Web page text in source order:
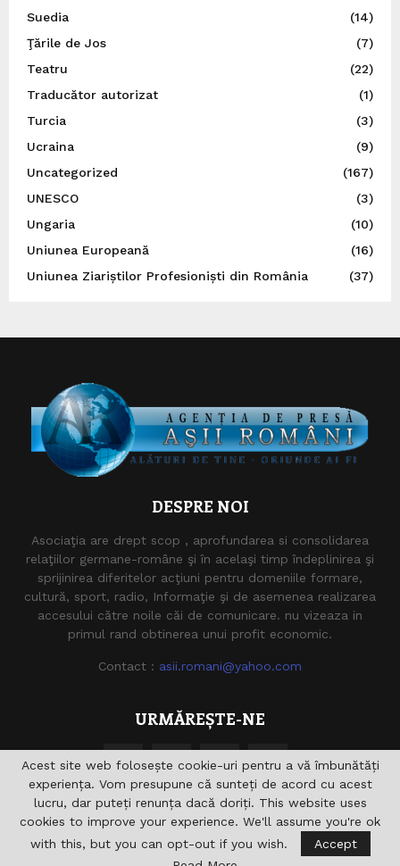
Suedia
(14)
Ţările de Jos
(7)
Teatru
(22)
Traducător autorizat
(1)
Turcia
(3)
Ucraina
(9)
Uncategorized
(167)
UNESCO
(3)
Ungaria
(10)
Uniunea Europeană
(16)
Uniunea Ziariștilor Profesioniști din România
(37)
DESPRE NOI
Asociaţia are drept scop , aprofundarea si consolidarea
relaţiilor germane-române şi în acelaşi timp îndeplinirea şi
sprijinirea diferitelor acţiuni pentru domeniile formare,
cultură, sport, radio, Informaţie şi de asemenea realizarea
accesului către noile căi de comunicare. nu vizeaza in
primul rand obtinerea unui profit economic.
Contact : asii.romani@yahoo.com
URMĂREȘTE-NE
@2021 - asiiromani.eu. Toate drepturile rezervate.
Acest site web folosește cookie-uri pentru a vă îmbunătăți
experiența. Vom presupune că sunteți de acord cu acest
lucru, dar puteți renunța dacă doriți. This website uses
cookies to improve your experience. We'll assume you're ok
with this, but you can opt-out if you wish.
Accept